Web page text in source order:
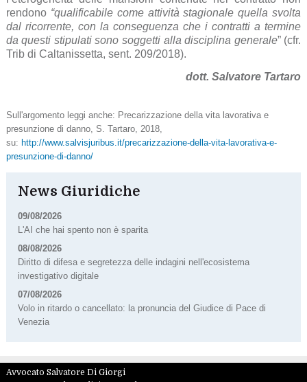
rendono “qualificabile come attività stagionale quella svolta
dal ricorrente, con la conseguenza che i contratti a termine
da questi stipulati sono soggetti alla disciplina generale” (cfr.
Trib di Caltanissetta, sent. 209/2018).
dott. Salvatore Tartaro
Sull'argomento leggi anche: Precarizzazione della vita lavorativa e
presunzione di danno, S. Tartaro, 2018,
su: http://www.salvisjuribus.it/precarizzazione-della-vita-lavorativa-e-
presunzione-di-danno/
News Giuridiche
09/08/2026
L'AI che hai spento non è sparita
08/08/2026
Diritto di difesa e segretezza delle indagini nell'ecosistema
investigativo digitale
07/08/2026
Volo in ritardo o cancellato: la pronuncia del Giudice di Pace di
Venezia
Avvocato Salvatore Di Giorgi